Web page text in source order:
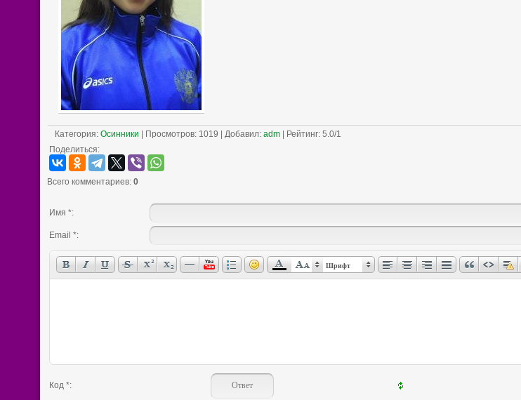
Категория: Осинники Просмотров: 1019 | Добавил: adm Рейтинг: 5.0/1
Поделиться:
Всего комментариев: 0
Имя *:
Email *:
Шрифт
Код *: